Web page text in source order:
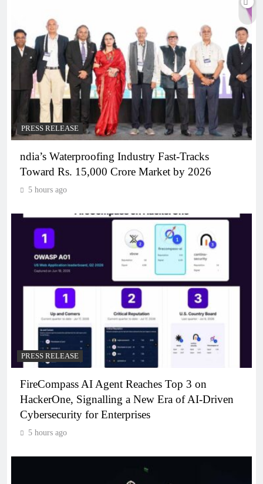
PRESS RELEASE
ndia’s Waterproofing Industry Fast-Tracks
Toward Rs. 15,000 Crore Market by 2026
5 hours ago
PRESS RELEASE
FireCompass AI Agent Reaches Top 3 on
HackerOne, Signalling a New Era of AI-Driven
Cybersecurity for Enterprises
5 hours ago